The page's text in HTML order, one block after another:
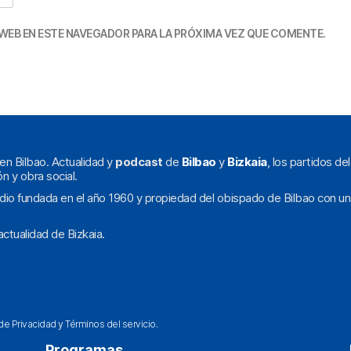
EN ESTE NAVEGADOR PARA LA PRÓXIMA VEZ QUE COMENTE.
Bilbao. Actualidad y podcast de Bilbao y Bizkaia, los partidos
y obra social.
fundada en el año 1960 y propiedad del obispado de Bilbao con
de Bizkaia.
Privacidad yTérminos del servicio.